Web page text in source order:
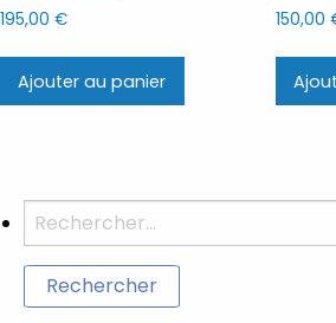
195,00 €
Ajouter au panier
150,00
Rechercher :